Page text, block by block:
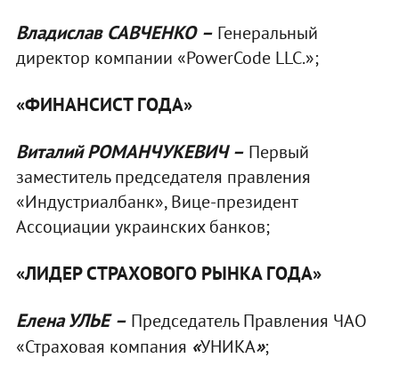
Владислав САВЧЕНКО –Генеральный
директор компании «PowerCode LLC.»;
«ФИНАНСИСТ ГОДА»
Виталий РОМАНЧУКЕВИЧ –Первый
заместитель председателя правления
«Индустриалбанк», Вице-президент
Ассоциации украинских банков;
«ЛИДЕР СТРАХОВОГО РЫНКА ГОДА»
Елена УЛЬЕ –Председатель Правления ЧАО
«Страховая компания «УНИКА»;